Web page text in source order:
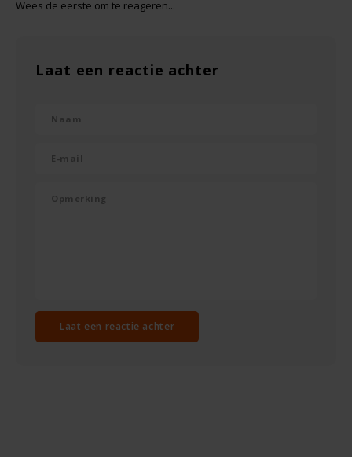
Schär
Schnitzer
Semper
Slaapmutske
Tasty Me
Wees de eerste om te reageren...
Laat een reactie achter
Laat een reactie achter